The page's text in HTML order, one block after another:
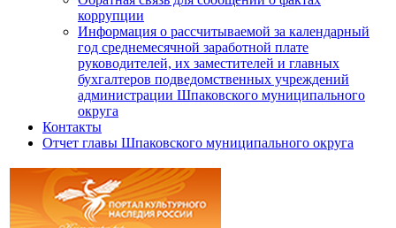
коррупции
Информация о рассчитываемой за календарный
год среднемесячной заработной плате
руководителей, их заместителей и главных
бухгалтеров подведомственных учреждений
администрации Шпаковского муниципального
округа
Контакты
Отчет главы Шпаковского муниципального округа